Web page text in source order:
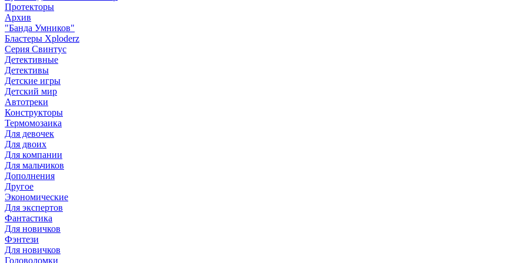
Протекторы
Архив
"Банда Умников"
Бластеры Xploderz
Cерия Свинтус
Детективные
Детективы
Детские игры
Детский мир
Автотреки
Конструкторы
Термомозаика
Для девочек
Для двоих
Для компании
Для мальчиков
Дополнения
Другое
Экономические
Для экспертов
Фантастика
Для новичков
Фэнтези
Для новичков
Головоломки